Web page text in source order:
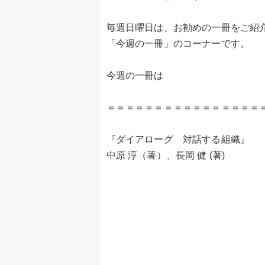
毎週日曜日は、お勧めの一冊をご紹
「今週の一冊」のコーナーです。
今週の一冊は
＝＝＝＝＝＝＝＝＝＝＝＝＝＝＝＝
『ダイアローグ 対話する組織』
中原 淳（著）、長岡 健 (著)